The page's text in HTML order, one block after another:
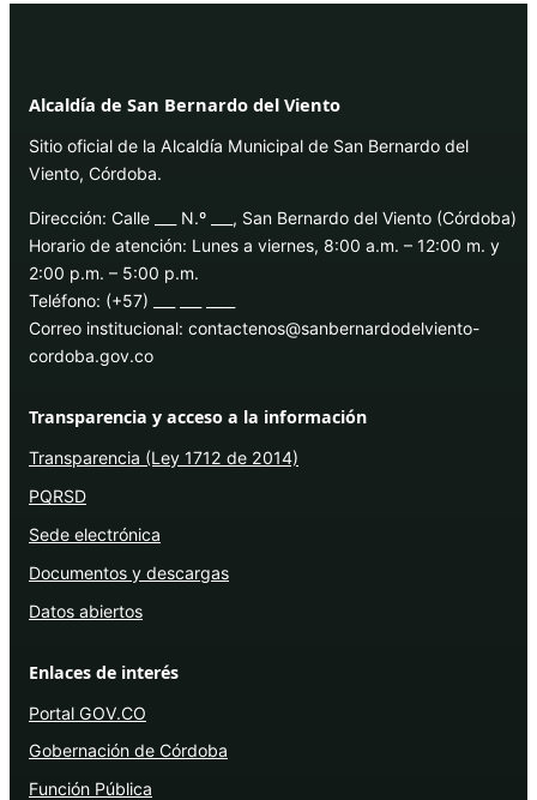
Alcaldía de San Bernardo del Viento
Sitio oficial de la Alcaldía Municipal de San Bernardo del
Viento, Córdoba.
Dirección: Calle ___ N.º ___, San Bernardo del Viento (Córdoba)
Horario de atención: Lunes a viernes, 8:00 a.m. – 12:00 m. y
2:00 p.m. – 5:00 p.m.
Teléfono: (+57) ___ ___ ____
Correo institucional: contactenos@sanbernardodelviento-
cordoba.gov.co
Transparencia y acceso a la información
Transparencia (Ley 1712 de 2014)
PQRSD
Sede electrónica
Documentos y descargas
Datos abiertos
Enlaces de interés
Portal GOV.CO
Gobernación de Córdoba
Función Pública